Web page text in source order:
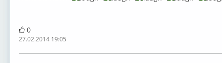
0
27.02.2014 19:05